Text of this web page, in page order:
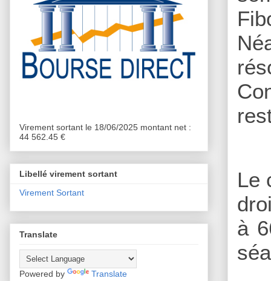
Le
à
Virement sortant le 18/06/2025 montant net :
44 562.45 €
Libellé virement sortant
Virement Sortant
Translate
Powered by Translate